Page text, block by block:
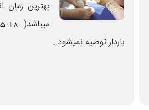
بهترین زمان
باردار توصیه نمیشود .